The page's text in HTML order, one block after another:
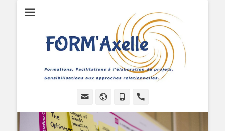
FORMAXELLE -
I.R.A.A.P.P.
Formations, Facilitations à l'élaboration de projets, Sensibilisations
aux approches relationnelles.
Email Site
Tél